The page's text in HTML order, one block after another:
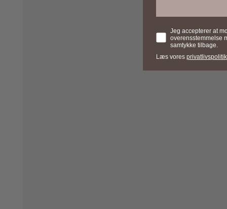
Samtykke
Jeg accepterer at
overensstemmelse
samtykke tilbage.
Læs vores privatlivspolitik